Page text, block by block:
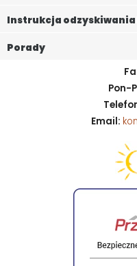
Instrukcja odzyskiwania
Porady
Pon-
Email: